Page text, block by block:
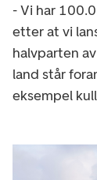
- Vi har
etter at vi
halvparten
land står
eksempel